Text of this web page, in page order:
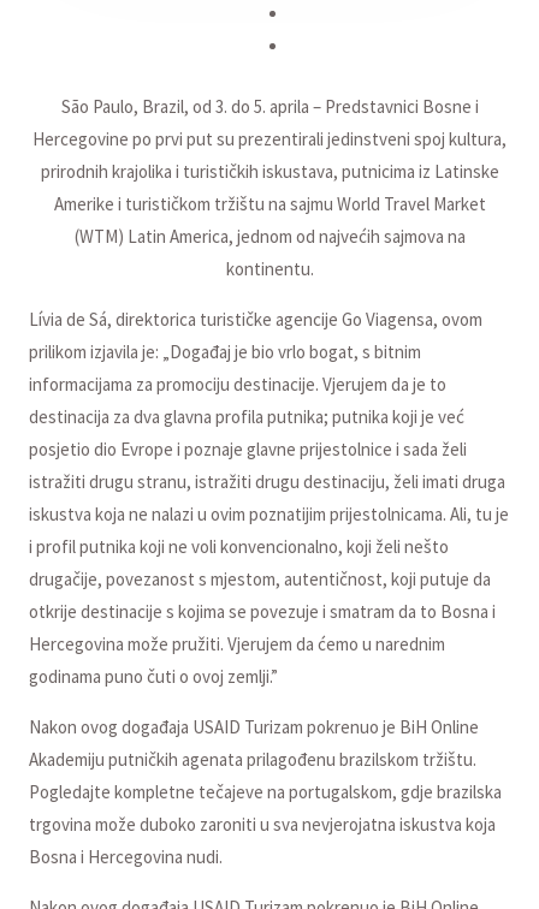
São Paulo, Brazil, od 3. do 5. aprila – Predstavnici Bosne i
Hercegovine po prvi put su prezentirali jedinstveni spoj kultura,
prirodnih krajolika i turističkih iskustava, putnicima iz Latinske
Amerike i turističkom tržištu na sajmu World Travel Market
(WTM) Latin America, jednom od najvećih sajmova na
kontinentu.
Lívia de Sá, direktorica turističke agencije Go Viagensa, ovom
prilikom izjavila je: „Događaj je bio vrlo bogat, s bitnim
informacijama za promociju destinacije. Vjerujem da je to
destinacija za dva glavna profila putnika; putnika koji je već
posjetio dio Evrope i poznaje glavne prijestolnice i sada želi
istražiti drugu stranu, istražiti drugu destinaciju, želi imati druga
iskustva koja ne nalazi u ovim poznatijim prijestolnicama. Ali, tu je
i profil putnika koji ne voli konvencionalno, koji želi nešto
drugačije, povezanost s mjestom, autentičnost, koji putuje da
otkrije destinacije s kojima se povezuje i smatram da to Bosna i
Hercegovina može pružiti. Vjerujem da ćemo u narednim
godinama puno čuti o ovoj zemlji.”
Nakon ovog događaja USAID Turizam pokrenuo je BiH Online
Akademiju putničkih agenata prilagođenu brazilskom tržištu.
Pogledajte kompletne tečajeve na portugalskom, gdje brazilska
trgovina može duboko zaroniti u sva nevjerojatna iskustva koja
Bosna i Hercegovina nudi.